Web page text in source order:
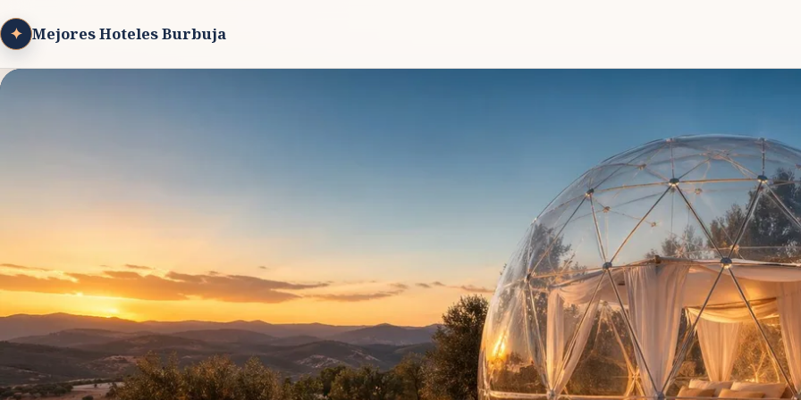
✦ Mejores Hoteles Burbuja